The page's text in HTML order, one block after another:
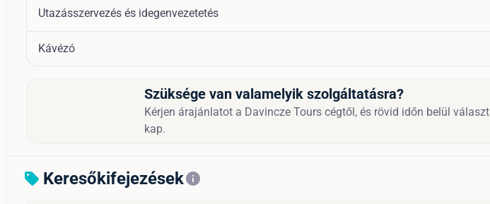
Utazásszervezés és idegenvezetetés
Kávézó
Szüksége van valamelyik szolgáltatásra?
Kérjen árajánlatot a Davincze Tours cégtől, és rövid időn belül választ
kap.
sell Keresőkifejezésekinfo